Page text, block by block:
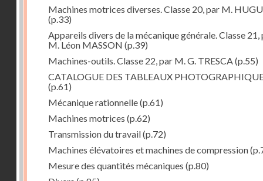
Machines motrices diverses. Classe 20, par M.
(p.33)
Appareils divers de la mécanique générale. Classe 21,
M. Léon MASSON (p.39)
Machines-outils. Classe 22, par M. G. TRESCA(p.55)
CATALOGUE DES TABLEAUX
(p.61)
Mécanique rationnelle(p.61)
Machines motrices (p.62)
Transmission du travail(p.72)
Machines élévatoires et machines de compression
Mesure des quantités mécaniques (p.80)